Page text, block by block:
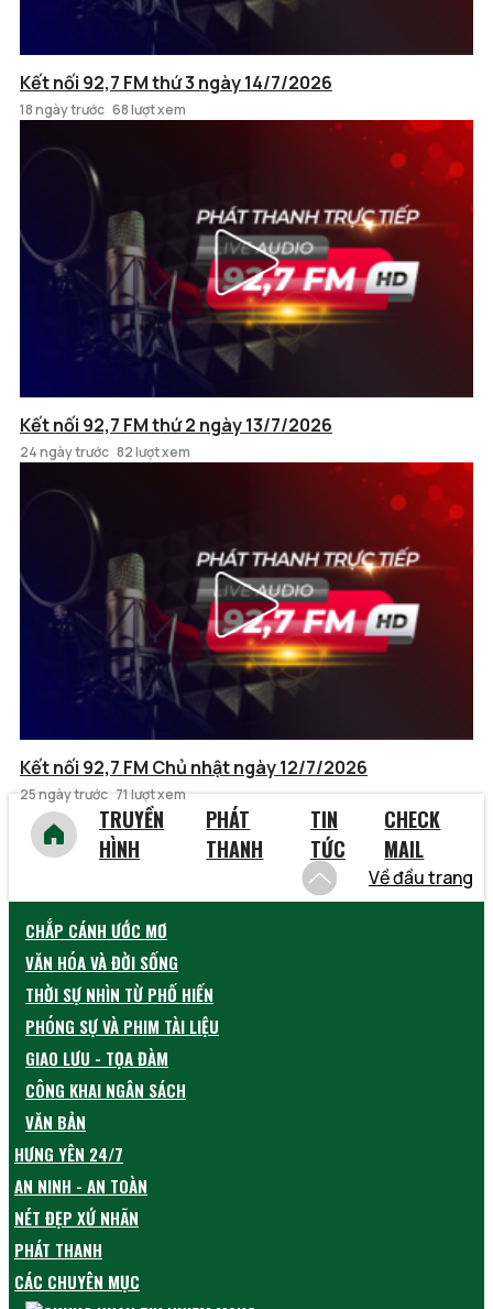
Kết nối 92,7 FM thứ 3 ngày 14/7/2026
18 ngày trước 68 lượt xem
Kết nối 92,7 FM thứ 2 ngày 13/7/2026
24 ngày trước 82 lượt xem
Kết nối 92,7 FM Chủ nhật ngày 12/7/2026
25 ngày trước 71 lượt xem
TRUYỀN
HÌNH
PHÁT
THANH
TIN
TỨC
CHECK
MAIL
Về đầu trang
CHẮP CÁNH ƯỚC MƠ
VĂN HÓA VÀ ĐỜI SỐNG
THỜI SỰ NHÌN TỪ PHỐ HIẾN
PHÓNG SỰ VÀ PHIM TÀI LIỆU
GIAO LƯU - TỌA ĐÀM
CÔNG KHAI NGÂN SÁCH
VĂN BẢN
HƯNG YÊN 24/7
AN NINH - AN TOÀN
NÉT ĐẸP XỨ NHÃN
PHÁT THANH
CÁC CHUYÊN MỤC